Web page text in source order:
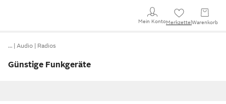
Mein KontoMerkzettel Warenkorb
… Audio Radios
Günstige Funkgeräte